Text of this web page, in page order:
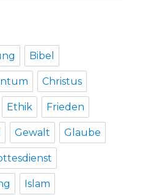
Bibel
Christus
Ethik Frieden
Gewalt Glaube
Islam